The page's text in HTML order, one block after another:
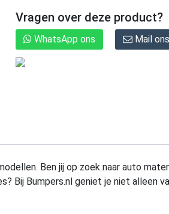
Vragen over deze product?
WhatsApp ons Mail ons
Ben jij op zoek naar auto
Bij Bumpers.nl geniet je niet alleen